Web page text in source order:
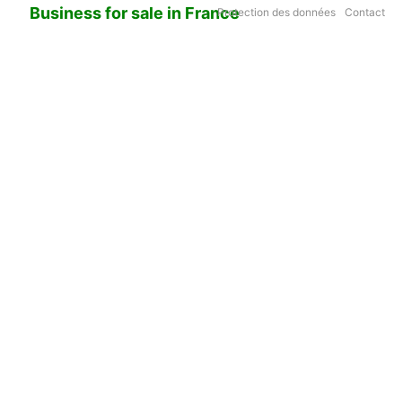
Business for sale in FranceProtection des données Contact